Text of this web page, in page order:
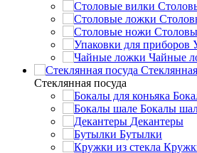
Чайные
Стеклянная посуда
Бокалы
Декантеры
Бутылки